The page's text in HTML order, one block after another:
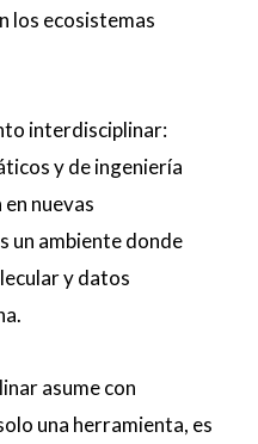
los ecosistemas
interdisciplinar:
y de ingeniería
nuevas
un ambiente donde
y datos
asume con
una herramienta, es